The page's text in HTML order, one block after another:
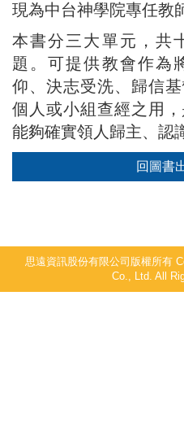
現為中台神學院專任教
本書分三大單元，共
題。可提供教會作為
仰、決志受洗、歸信
個人或小組查經之用
能夠確實領人歸主、認
回圖書
思遠資訊股份有限公司版權所有
Co., Ltd. All